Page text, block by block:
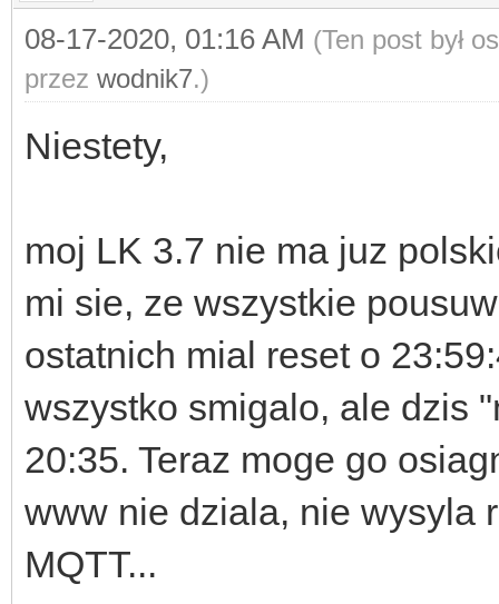
08-17-2020, 01:16 AM (Ten post był
przez wodnik7.)
Niestety,
moj LK 3.7 nie ma juz
mi sie, ze wszystkie
ostatnich mial reset o
wszystko smigalo, ale dzis
20:35. Teraz moge go
www nie dziala, nie wysyla
MQTT...